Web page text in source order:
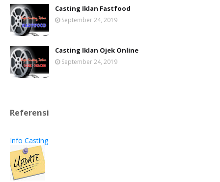
Casting Iklan Fastfood
September 24, 2019
Casting Iklan Ojek Online
September 24, 2019
Referensi
Info Casting